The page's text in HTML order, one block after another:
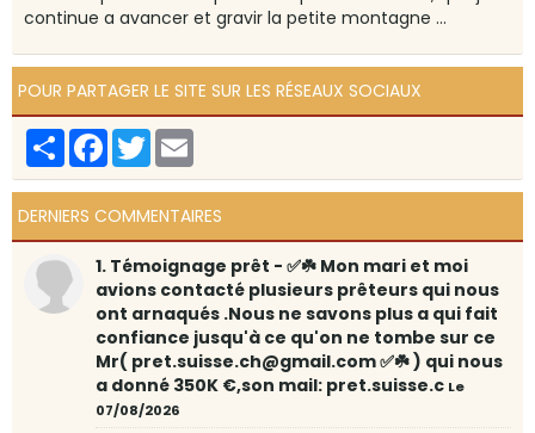
continue a avancer et gravir la petite montagne ...
POUR PARTAGER LE SITE SUR LES RÉSEAUX SOCIAUX
PartagerFacebook
Twitter
DERNIERS COMMENTAIRES
1. Témoignage prêt - ✅☘️ Mon mari et moi
avions contacté plusieurs prêteurs qui nous
ont arnaqués .Nous ne savons plus a qui fait
confiance jusqu'à ce qu'on ne tombe sur ce
Mr( pret.suisse.ch@gmail.com ✅☘️ ) qui nous
a donné 350K €,son mail: pret.suisse.c Le
07/08/2026